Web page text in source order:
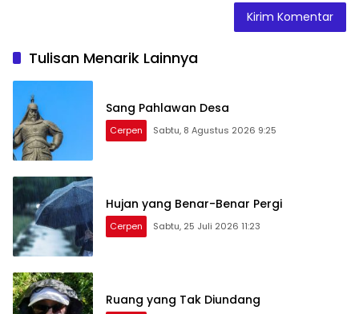
Tulisan Menarik Lainnya
Sang Pahlawan Desa
Cerpen Sabtu, 8 Agustus 2026 9:25
Hujan yang Benar-Benar Pergi
Cerpen Sabtu, 25 Juli 2026 11:23
Ruang yang Tak Diundang